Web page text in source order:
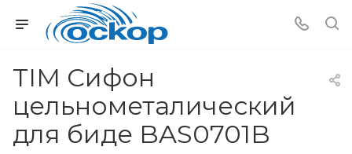
TIM Сифон
цельнометалический
для биде BAS0701B